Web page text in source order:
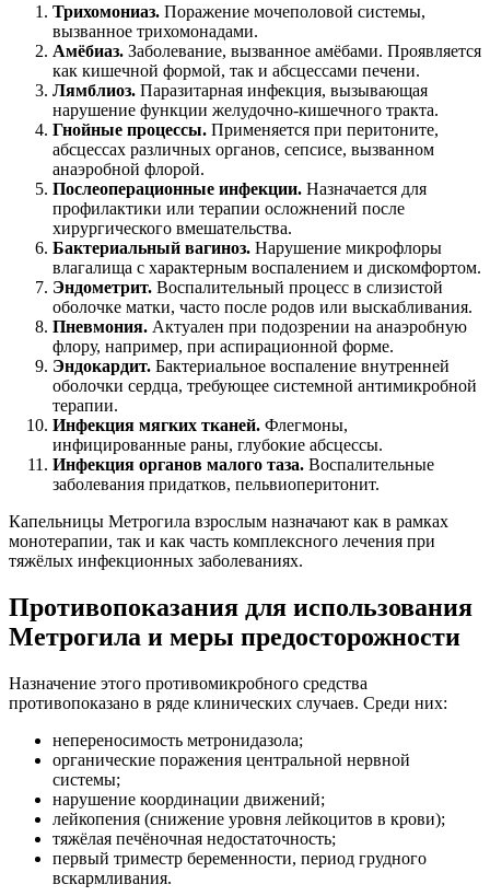
Трихомониаз. Поражение мочеполовой системы,
вызванное трихомонадами.
Амёбиаз. Заболевание, вызванное амёбами. Проявляется
как кишечной формой, так и абсцессами печени.
Лямблиоз. Паразитарная инфекция, вызывающая
нарушение функции желудочно-кишечного тракта.
Гнойные процессы. Применяется при перитоните,
абсцессах различных органов, сепсисе, вызванном
анаэробной флорой.
Послеоперационные инфекции. Назначается для
профилактики или терапии осложнений после
хирургического вмешательства.
Бактериальный вагиноз. Нарушение микрофлоры
влагалища с характерным воспалением и дискомфортом.
Эндометрит. Воспалительный процесс в слизистой
оболочке матки, часто после родов или выскабливания.
Пневмония. Актуален при подозрении на анаэробную
флору, например, при аспирационной форме.
Эндокардит. Бактериальное воспаление внутренней
оболочки сердца, требующее системной антимикробной
терапии.
Инфекция мягких тканей. Флегмоны,
инфицированные раны, глубокие абсцессы.
Инфекция органов малого таза. Воспалительные
заболевания придатков, пельвиоперитонит.
Капельницы Метрогила взрослым назначают как в рамках
монотерапии, так и как часть комплексного лечения при
тяжёлых инфекционных заболеваниях.
Противопоказания для использования
Метрогила и меры предосторожности
Назначение этого противомикробного средства
противопоказано в ряде клинических случаев. Среди них:
непереносимость метронидазола;
органические поражения центральной нервной
системы;
нарушение координации движений;
лейкопения (снижение уровня лейкоцитов в крови);
тяжёлая печёночная недостаточность;
первый триместр беременности, период грудного
вскармливания.